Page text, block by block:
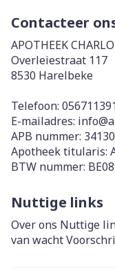
Contacteer
APOTHEEK
Overleiestraat 117
8530 Harelbeke
Telefoon:
E-mailadres: info@
APB nummer:
Apotheek titularis:
BTW nummer:
Nuttige links
Over ons Nuttige
van wacht